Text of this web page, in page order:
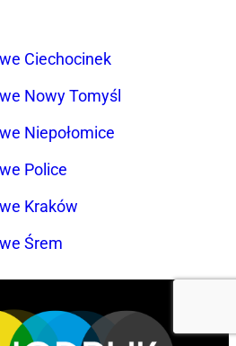
Ciechocinek
Nowy Tomyśl
Niepołomice
Police
Kraków
Śrem